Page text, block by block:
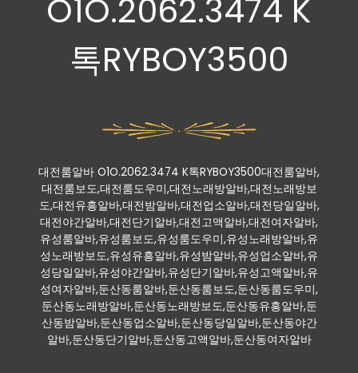
O1O.2062.3474 K
톡RYBOY3500
대전룸알바 O1O.2062.3474 K톡RYBOY3500대전룸알바,
대전룸보도,대전룸도우미,대전노래방알바,대전노래방보
도,대전유흥알바,대전밤알바,대전업소알바,대전당일알바,
대전야간알바,대전단기알바,대전고액알바,대전여자알바,
유성룸알바,유성룸보도,유성룸도우미,유성노래방알바,유
성노래방보도,유성유흥알바,유성밤알바,유성업소알바,유
성당일알바,유성야간알바,유성단기알바,유성고액알바,유
성여자알바,둔산동룸알바,둔산동룸보도,둔산동룸도우미,
둔산동노래방알바,둔산동노래방보도,둔산동유흥알바,둔
산동밤알바,둔산동업소알바,둔산동당일알바,둔산동야간
알바,둔산동단기알바,둔산동고액알바,둔산동여자알바